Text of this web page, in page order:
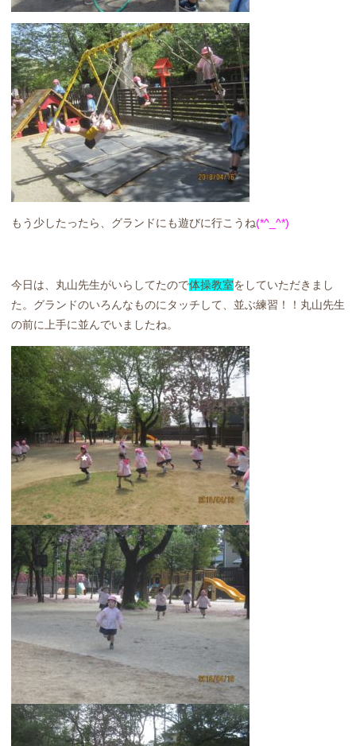
もう少したったら、グランドにも遊びに行こうね(*^_^*)
今日は、丸山先生がいらしてたので体操教室をしていただきまし
た。グランドのいろんなものにタッチして、並ぶ練習！！丸山先生
の前に上手に並んでいましたね。